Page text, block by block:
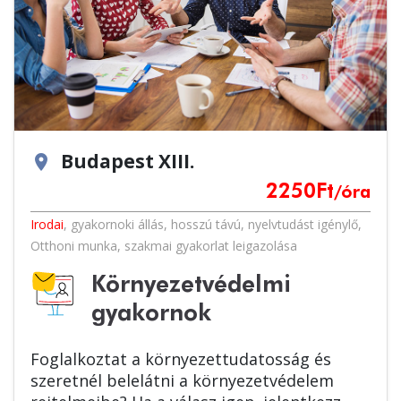
location_on Budapest XIII.
2250 Ft/óra
Irodai, gyakornoki állás, hosszú távú, nyelvtudást igénylő,
Otthoni munka, szakmai gyakorlat leigazolása
Környezetvédelmi
gyakornok
Foglalkoztat a környezettudatosság és
szeretnél belelátni a környezetvédelem